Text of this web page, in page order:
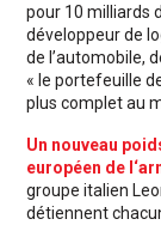
pour 10 milliards
développeur de
de l’automobile,
« le portefeuille
plus complet au
Un nouveau
européen de
groupe italien
détiennent